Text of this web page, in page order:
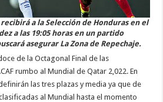
recibirá a la Selección de Honduras en el
a las 19:05 horas en un partido
asegurar La Zona de Repechaje.
de la Octagonal Final de las
rumbo al Mundial de Qatar 2,022. En
las tres plazas y media ya que de
al Mundial hasta el momento